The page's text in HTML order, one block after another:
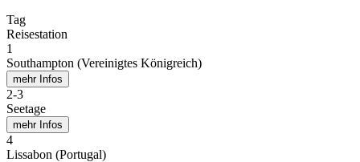
Tag
Reisestation
1
Southampton (Vereinigtes Königreich)
mehr Infos
2-3
Seetage
mehr Infos
4
Lissabon (Portugal)